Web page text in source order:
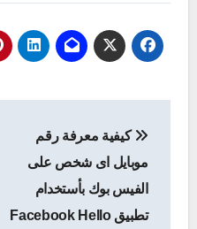
المقالات
كيفية معرفة رقم
موبايل اى شخص على
الفيس بوك بأستخدام
تطبيق Facebook Hello